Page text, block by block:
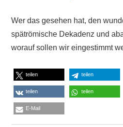
Wer das gesehen hat, den
spätrömische Dekadenz und
worauf sollen wir eingestimmt
teilen teilen
teilen teilen
E-Mail